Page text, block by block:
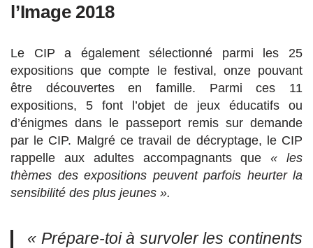
l’Image 2018
Le CIP a également sélectionné parmi les 25
expositions que compte le festival, onze pouvant
être découvertes en famille. Parmi ces 11
expositions, 5 font l’objet de jeux éducatifs ou
d’énigmes dans le passeport remis sur demande
par le CIP. Malgré ce travail de décryptage, le CIP
rappelle aux adultes accompagnants que« les
thèmes des expositions peuvent parfois heurter la
sensibilité des plus jeunes ».
« Prépare-toi à survoler les continents